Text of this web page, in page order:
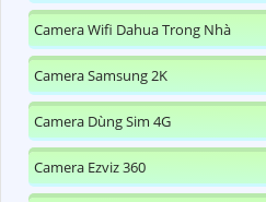
Camera Wifi Dahua Trong Nhà
Camera Samsung 2K
Camera Dùng Sim 4G
Camera Ezviz 360